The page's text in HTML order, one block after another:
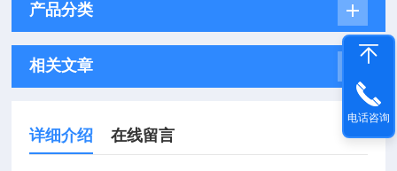
产品分类
相关文章
详细介绍 在线留言
电话咨询